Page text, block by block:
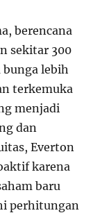
berencana
sekitar 300
lebih
terkemuka
menjadi
dan
Everton
karena
baru
perhitungan